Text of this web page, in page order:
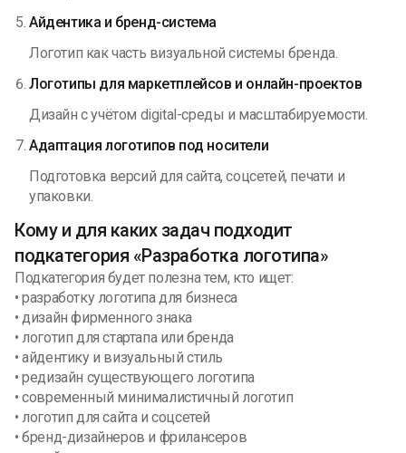
Айдентика и бренд-система
Логотип как часть визуальной системы бренда.
Логотипы для маркетплейсов и онлайн-проектов
Дизайн с учётом digital-среды и масштабируемости.
Адаптация логотипов под носители
Подготовка версий для сайта, соцсетей, печати и
упаковки.
Кому и для каких задач подходит
подкатегория «Разработка логотипа»
Подкатегория будет полезна тем, кто ищет:
• разработку логотипа для бизнеса
• дизайн фирменного знака
• логотип для стартапа или бренда
• айдентику и визуальный стиль
• редизайн существующего логотипа
• современный минималистичный логотип
• логотип для сайта и соцсетей
• бренд-дизайнеров и фрилансеров